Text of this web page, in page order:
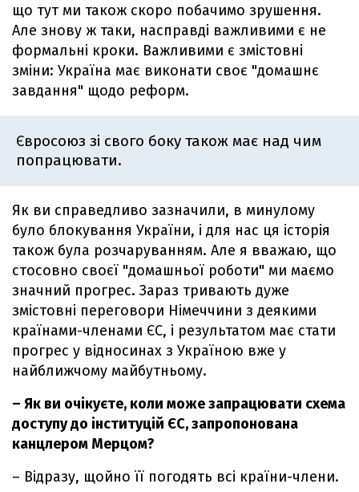
що тут ми також скоро побачимо зрушення.
Але знову ж таки, насправді важливими є не
формальні кроки. Важливими є змістовні
зміни: Україна має виконати своє "домашнє
завдання" щодо реформ.
Євросоюз зі свого боку також має над чим
попрацювати.
Як ви справедливо зазначили, в минулому
було блокування України, і для нас ця історія
також була розчаруванням. Але я вважаю, що
стосовно своєї "домашньої роботи" ми маємо
значний прогрес. Зараз тривають дуже
змістовні переговори Німеччини з деякими
країнами-членами ЄС, і результатом має стати
прогрес у відносинах з Україною вже у
найближчому майбутньому.
– Як ви очікуєте, коли може запрацювати схема
доступу до інституцій ЄС, запропонована
канцлером Мерцом?
– Відразу, щойно її погодять всі країни-члени.